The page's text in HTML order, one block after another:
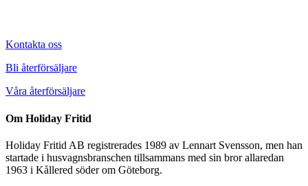
Kontakta oss
Bli återförsäljare
Våra återförsäljare
Om Holiday Fritid
Holiday Fritid AB registrerades 1989 av Lennart Svensson, men han
startade i husvagnsbranschen tillsammans med sin bror allaredan
1963 i Kållered söder om Göteborg.